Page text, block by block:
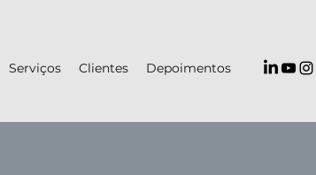
Serviços Clientes Depoimentos